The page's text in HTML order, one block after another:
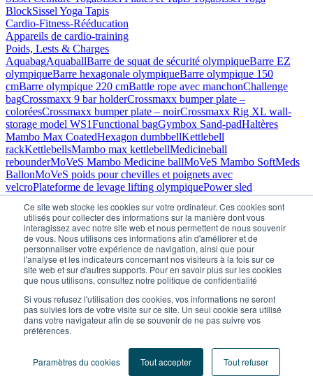
Ce site web stocke les cookies sur votre ordinateur. Ces cookies sont
utilisés pour collecter des informations sur la manière dont vous
interagissez avec notre site web et nous permettent de nous souvenir
de vous. Nous utilisons ces informations afin d'améliorer et de
personnaliser votre expérience de navigation, ainsi que pour
l'analyse et les indicateurs concernant nos visiteurs à la fois sur ce
site web et sur d'autres supports. Pour en savoir plus sur les cookies
que nous utilisons, consultez notre politique de confidentialité
Si vous refusez l'utilisation des cookies, vos informations ne seront
pas suivies lors de votre visite sur ce site. Un seul cookie sera utilisé
dans votre navigateur afin de se souvenir de ne pas suivre vos
préférences.
Paramètres du cookies Tout accepter Tout refuser
BlockSissel Yoga Tapis
Cardio-Fitness-Rééducation
Appareils de cardio-training
Poids, Lests & Charges
AquabagAquaballBarre de squat de sécurité olympiqueBarre EZ
olympiqueBarre hexagonale olympiqueBarre olympique 150
cmBarre olympique 220 cmBattle rope avec manchonChallenge
bagCrossmaxx 9 bar holderCrossmaxx bumper plate –
coloréesCrossmaxx bumper plate – noirCrossmaxx Rig XL wall-
storage model WS1Functional bagGymbox Sand-padHaltères
Mambo Max CoatedHexagon dumbbellKettlebell
rackKettlebellsMambo max kettlebellMedicineball
rebounderMoVeS Mambo Medicine ballMoVeS Mambo SoftMeds
BallonMoVeS poids pour chevilles et poignets avec
velcroPlateforme de levage lifting olympiquePower sled
(black)Rack haltèresRack haltères avec haltères chromésRevvll
ONE – Endless-ropetrainingRevvll PRO – Endless-
ropetrainingSupport disquesSupport disques – 50mmUnitree
PUMPWall ballYbellYbell ArcVoir tous les produits
Appareils de Musculation
Abductor/Adductor combiCrossmaxx Rig XL half-rack
Crossmaxx Rig XL half-rack S1 + baseplateCrossmaxx Rig XL
half-rack S2 Crossmaxx Rig XL half-rack S2 + baseplateCrossmaxx
XL Dual pulleyDynamed – Poulie Explosive Duo ProDynamed –
Poulie Explosive Duo Pro+Dynamed Banc règlableDynamed leg
pressFauteuil de rééducation du genou quadriergoforme
ClassiqueFitness Multi Adjustable Bench
Functional Trainer VPSKinexo – Bloc 4 fonctionsKINEXO –
Poulie intégrale universelle DK300KINEXO – Poulie universelle
KINEXO – Poulie universelle DK75KINEXO – Poulie